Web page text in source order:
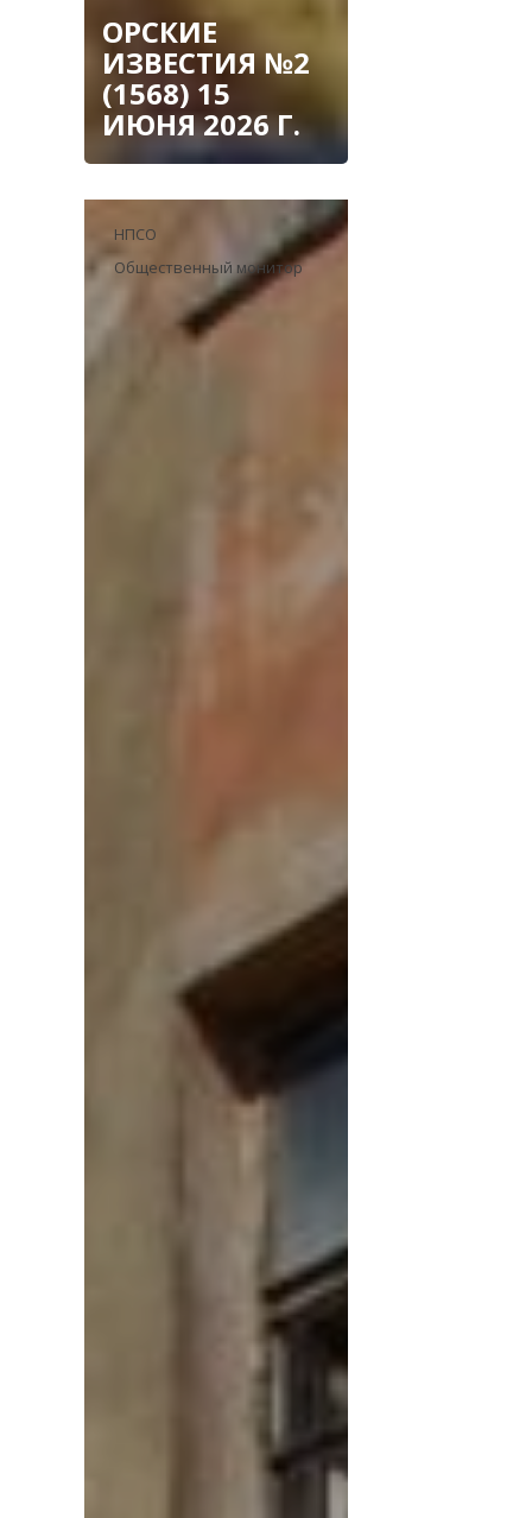
ОРСКИЕ
ИЗВЕСТИЯ №2
(1568) 15
ИЮНЯ 2026 Г.
НПСО
Общественный монитор